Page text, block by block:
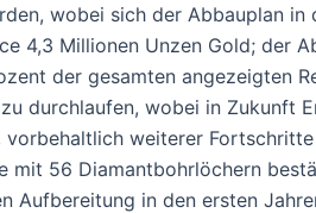
wobei sich der Abbauplan
4,3 Millionen Unzen Gold; der
der gesamten angezeigten
durchlaufen, wobei in
weiterer
mit 56 Diamantbohrlöchern
in den ersten